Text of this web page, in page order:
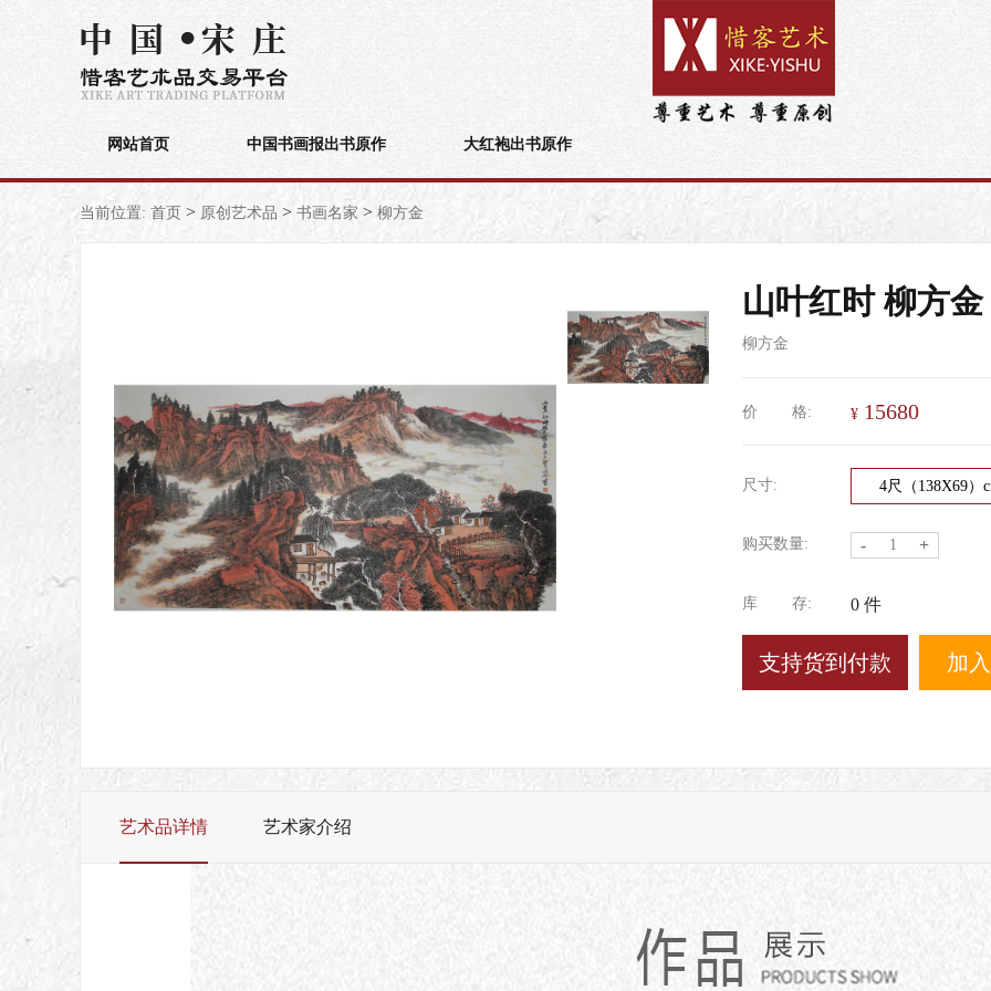
网站首页 中国书画报出书原作 大红袍出书原作
当前位置: 首页 > 原创艺术品 > 书画名家 > 柳方金
山叶红时 柳方
柳方金
价 格: ¥ 15680
尺寸: 4尺（138X69）
购买数量: - +
库 存: 0 件
加
艺术品详情 艺术家介绍